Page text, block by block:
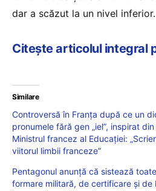
dar a scăzut la un nivel inferior.
Citește articolul integral
Similare
Controversă în Franța după ce un
pronumele fără gen „iel”, inspirat
Ministrul francez al Educației:
viitorul limbii franceze”
Pentagonul anunță că sistează
formare militară, de certificare și de